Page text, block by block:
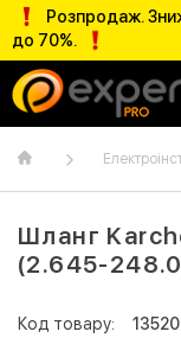
Розпродаж.
до 70%.
Шланг
(2.645-
Код товару:
13520